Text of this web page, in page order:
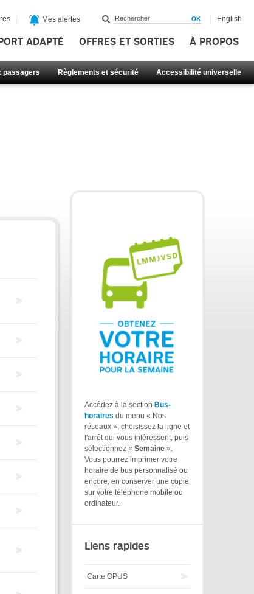
ADAPTÉ OFFRES ET SORTIES À PROPOS
passagers Règlements et sécurité Accessibilité universelle
Mes alertes English
Accédez à la section Bus-
horaires du menu « Nos
réseaux », choisissez la ligne et
l'arrêt qui vous intéressent, puis
sélectionnez « Semaine ».
Vous pourrez imprimer votre
horaire de bus personnalisé ou
encore, en conserver une copie
sur votre téléphone mobile ou
ordinateur.
Liens rapides
Carte OPUS